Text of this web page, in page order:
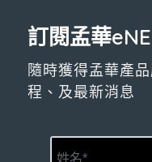
訂閱孟華
隨時獲得孟華產
程、及最新消息